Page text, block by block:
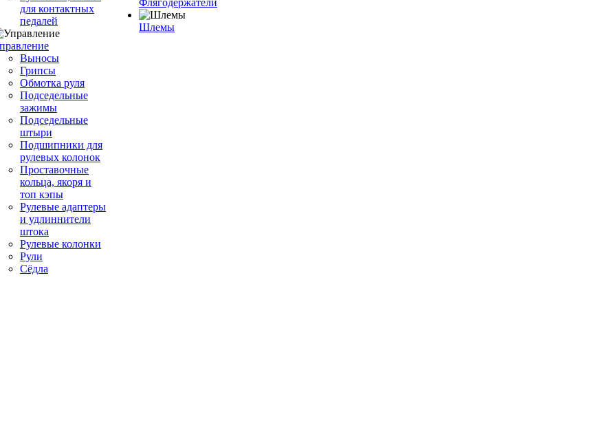
для контактных
педалей
Выносы
Грипсы
Обмотка руля
Подседельные
зажимы
Подседельные
штыри
Подшипники для
рулевых колонок
Проставочные
кольца, якоря и
топ кэпы
Рулевые адаптеры
и удлиннители
штока
Рулевые колонки
Рули
Сёдла
Флягодержатели
Шлемы